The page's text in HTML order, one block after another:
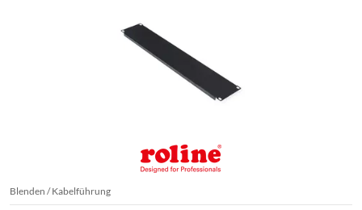
Blenden / Kabelführung